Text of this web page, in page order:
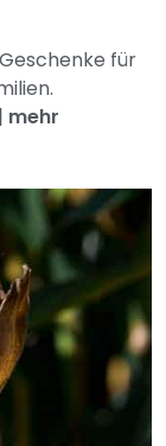
für
| mehr